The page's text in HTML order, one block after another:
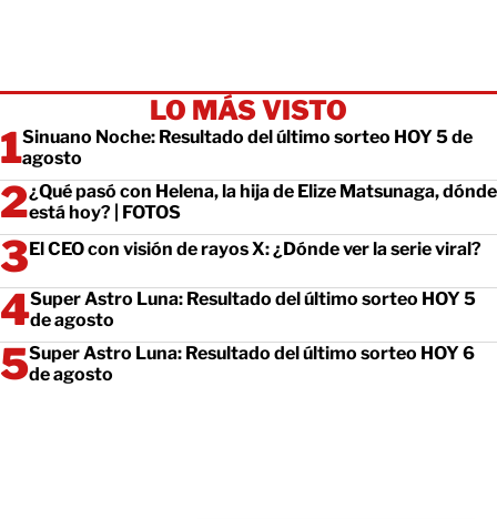
LO MÁS VISTO
Sinuano Noche: Resultado del último sorteo HOY 5 de
agosto
¿Qué pasó con Helena, la hija de Elize Matsunaga, dónde
está hoy? | FOTOS
El CEO con visión de rayos X: ¿Dónde ver la serie viral?
Super Astro Luna: Resultado del último sorteo HOY 5
de agosto
Super Astro Luna: Resultado del último sorteo HOY 6
de agosto